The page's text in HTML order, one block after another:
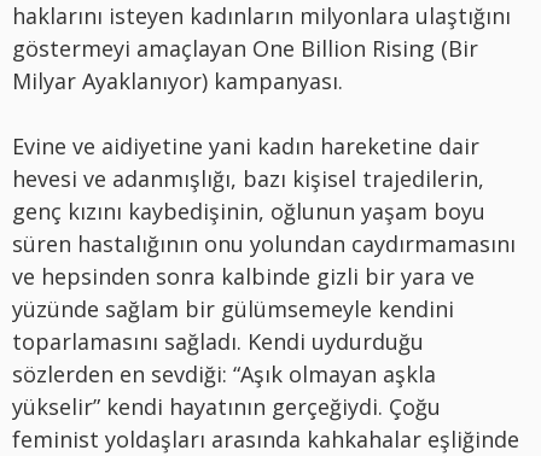
haklarını isteyen kadınların milyonlara ulaştığını
göstermeyi amaçlayan One Billion Rising (Bir
Milyar Ayaklanıyor) kampanyası.
Evine ve aidiyetine yani kadın hareketine dair
hevesi ve adanmışlığı, bazı kişisel trajedilerin,
genç kızını kaybedişinin, oğlunun yaşam boyu
süren hastalığının onu yolundan caydırmamasını
ve hepsinden sonra kalbinde gizli bir yara ve
yüzünde sağlam bir gülümsemeyle kendini
toparlamasını sağladı. Kendi uydurduğu
sözlerden en sevdiği: “Aşık olmayan aşkla
yükselir” kendi hayatının gerçeğiydi. Çoğu
feminist yoldaşları arasında kahkahalar eşliğinde